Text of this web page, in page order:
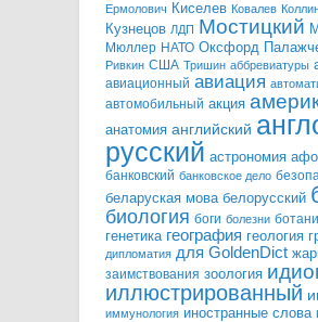
Ермолович Киселев Ковалев
Кузнецов ЛДП Мостицкий
Мюллер НАТО Оксфорд
Ривкин США Тришин аббревиатуры
авиационный авиация
автомобильный акция
анатомия английский
русский астрономия
банковский банковское дело
беларуская мова белорусский
биология боги болезни
генетика география геология
дипломатия для GoldenDict
заимствования зоология
иллюстрированный
иммунология иностранные слова